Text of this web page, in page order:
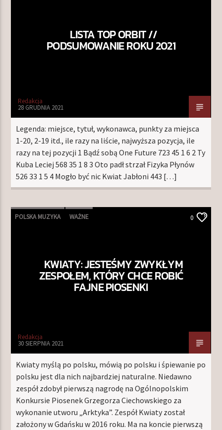
TERAZ W RAMÓWCE
EXTRA ORBIT WEEKEND
CENTRUM WYNALAZKÓW
20:00 22:00
LISTA TOP ORBIT //
PODSUMOWANIE ROKU 2021
Redakcja
28 GRUDNIA 2021
Legenda: miejsce, tytuł, wykonawca, punkty za miejsca
1-20, 2-19 itd., ile razy na liście, najwyższa pozycja, ile
razy na tej pozycji 1 Bądź sobą One Future 723 45 1 6 2 Ty
Kuba Leciej 568 35 1 8 3 Oto padł strzał Fizyka Płynów
526 33 1 5 4 Mogło być nic Kwiat Jabłoni 443 […]
POLSKA MUZYKA WAŻNE 0
KWIATY: JESTEŚMY ZWYKŁYM
ZESPOŁEM, KTÓRY CHCE ROBIĆ
FAJNE PIOSENKI
Redakcja
30 SIERPNIA 2021
Kwiaty myślą po polsku, mówią po polsku i śpiewanie po
polsku jest dla nich najbardziej naturalne. Niedawno
zespół zdobył pierwszą nagrodę na Ogólnopolskim
Konkursie Piosenek Grzegorza Ciechowskiego za
wykonanie utworu „Arktyka”. Zespół Kwiaty został
założony w Gdańsku w 2016 roku. Ma na koncie pierwszą